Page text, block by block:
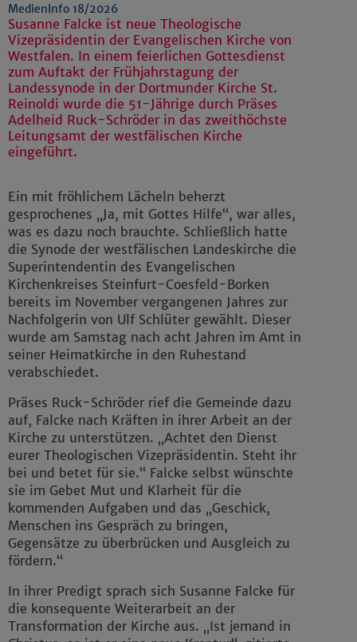
MedienInfo 18/2026
Susanne Falcke ist neue Theologische
Vizepräsidentin der Evangelischen Kirche von
Westfalen. In einem feierlichen Gottesdienst
zum Auftakt der Frühjahrstagung der
Landessynode in der Dortmunder Kirche St.
Reinoldi wurde die 51-Jährige durch Präses
Adelheid Ruck-Schröder in das zweithöchste
Leitungsamt der westfälischen Kirche
eingeführt.
Ein mit fröhlichem Lächeln beherzt
gesprochenes „Ja, mit Gottes Hilfe“, war alles,
was es dazu noch brauchte. Schließlich hatte
die Synode der westfälischen Landeskirche die
Superintendentin des Evangelischen
Kirchenkreises Steinfurt-Coesfeld-Borken
bereits im November vergangenen Jahres zur
Nachfolgerin von Ulf Schlüter gewählt. Dieser
wurde am Samstag nach acht Jahren im Amt in
seiner Heimatkirche in den Ruhestand
verabschiedet.
Präses Ruck-Schröder rief die Gemeinde dazu
auf, Falcke nach Kräften in ihrer Arbeit an der
Kirche zu unterstützen. „Achtet den Dienst
eurer Theologischen Vizepräsidentin. Steht ihr
bei und betet für sie.“ Falcke selbst wünschte
sie im Gebet Mut und Klarheit für die
kommenden Aufgaben und das „Geschick,
Menschen ins Gespräch zu bringen,
Gegensätze zu überbrücken und Ausgleich zu
fördern.“
In ihrer Predigt sprach sich Susanne Falcke für
die konsequente Weiterarbeit an der
Transformation der Kirche aus. „Ist jemand in